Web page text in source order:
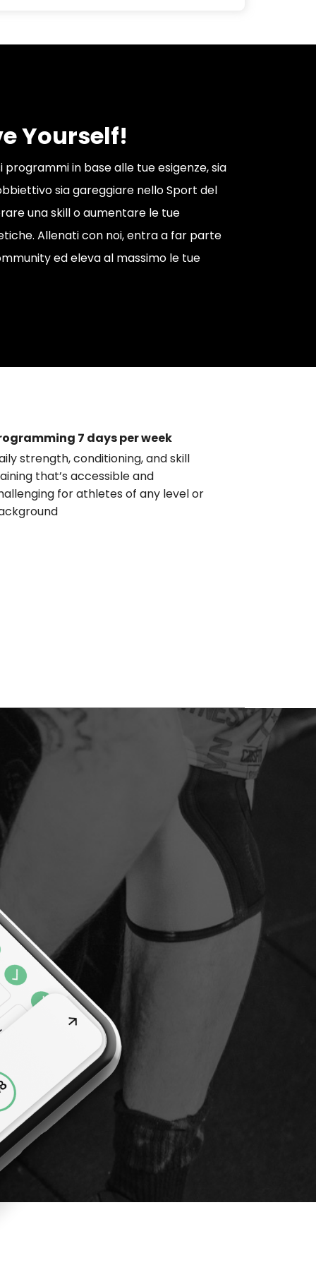
Yourself!
programmi in base alle tue esigenze, sia
sia gareggiare nello Sport del
una skill o aumentare le tue
Allenati con noi, entra a far parte
ed eleva al massimo le tue
7 days per week
strength, conditioning, and skill
that’s accessible and
for athletes of any level or